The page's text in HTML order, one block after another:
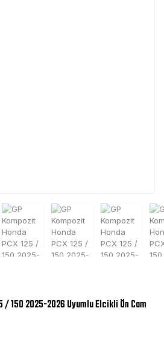
/ 150 2025-2026 Uyumlu Elcikli Ön Cam